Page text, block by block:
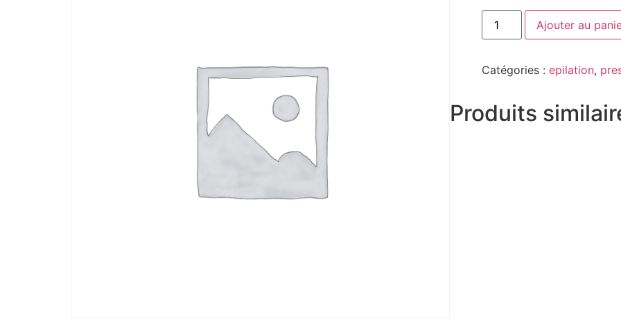
Ajouter au
Catégories : epilation,
Produits